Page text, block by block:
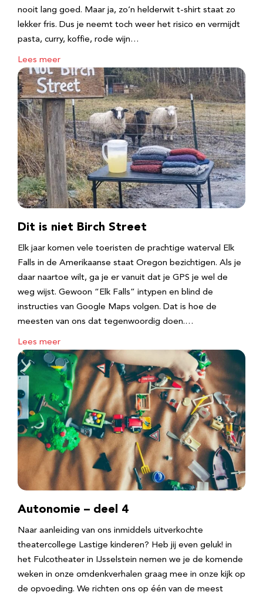
nooit lang goed. Maar ja, zo’n helderwit t-shirt staat zo
lekker fris. Dus je neemt toch weer het risico en vermijdt
pasta, curry, koffie, rode wijn…
Lees meer
Dit is niet Birch Street
Elk jaar komen vele toeristen de prachtige waterval Elk
Falls in de Amerikaanse staat Oregon bezichtigen. Als je
daar naartoe wilt, ga je er vanuit dat je GPS je wel de
weg wijst. Gewoon “Elk Falls” intypen en blind de
instructies van Google Maps volgen. Dat is hoe de
meesten van ons dat tegenwoordig doen.…
Lees meer
Autonomie – deel 4
Naar aanleiding van ons inmiddels uitverkochte
theatercollege Lastige kinderen? Heb jij even geluk! in
het Fulcotheater in IJsselstein nemen we je de komende
weken in onze omdenkverhalen graag mee in onze kijk op
de opvoeding. We richten ons op één van de meest